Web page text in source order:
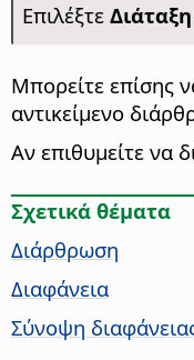
Επιλέξτε Διάταξη
Μπορείτε επίσης
αντικείμενο
Αν επιθυμείτε να
Σχετικά θέματα
Διάρθρωση
Διαφάνεια
Σύνοψη